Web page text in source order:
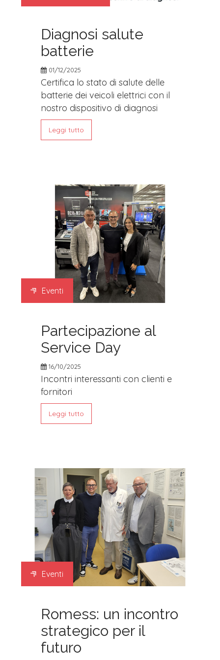
Diagnosi salute
batterie
01/12/2025
Certifica lo stato di salute delle
batterie dei veicoli elettrici con il
nostro dispositivo di diagnosi
Leggi tutto
Eventi
Partecipazione al
Service Day
16/10/2025
Incontri interessanti con clienti e
fornitori
Leggi tutto
Eventi
Romess: un incontro
strategico per il
futuro